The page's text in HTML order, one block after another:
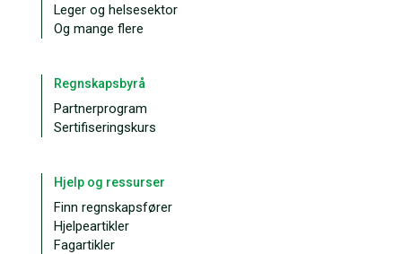
Leger og helsesektor
Og mange flere
Regnskapsbyrå
Partnerprogram
Sertifiseringskurs
Hjelp og ressurser
Finn regnskapsfører
Hjelpeartikler
Fagartikler